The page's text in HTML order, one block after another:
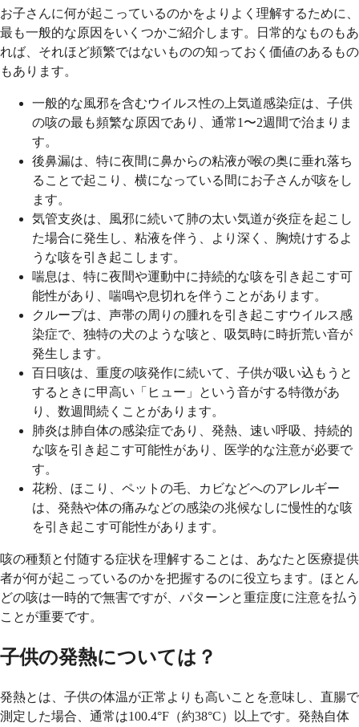
お子さんに何が起こっているのかをよりよく理解するために、
最も一般的な原因をいくつかご紹介します。日常的なものもあ
れば、それほど頻繁ではないものの知っておく価値のあるもの
もあります。
一般的な風邪を含むウイルス性の上気道感染症は、子供
の咳の最も頻繁な原因であり、通常1〜2週間で治まりま
す。
後鼻漏は、特に夜間に鼻からの粘液が喉の奥に垂れ落ち
ることで起こり、横になっている間にお子さんが咳をし
ます。
気管支炎は、風邪に続いて肺の太い気道が炎症を起こし
た場合に発生し、粘液を伴う、より深く、胸焼けするよ
うな咳を引き起こします。
喘息は、特に夜間や運動中に持続的な咳を引き起こす可
能性があり、喘鳴や息切れを伴うことがあります。
クループは、声帯の周りの腫れを引き起こすウイルス感
染症で、独特の犬のような咳と、吸気時に時折荒い音が
発生します。
百日咳は、重度の咳発作に続いて、子供が吸い込もうと
するときに甲高い「ヒュー」という音がする特徴があ
り、数週間続くことがあります。
肺炎は肺自体の感染症であり、発熱、速い呼吸、持続的
な咳を引き起こす可能性があり、医学的な注意が必要で
す。
花粉、ほこり、ペットの毛、カビなどへのアレルギー
は、発熱や体の痛みなどの感染の兆候なしに慢性的な咳
を引き起こす可能性があります。
咳の種類と付随する症状を理解することは、あなたと医療提供
者が何が起こっているのかを把握するのに役立ちます。ほとん
どの咳は一時的で無害ですが、パターンと重症度に注意を払う
ことが重要です。
子供の発熱については？
発熱とは、子供の体温が正常よりも高いことを意味し、直腸で
測定した場合、通常は100.4°F（約38°C）以上です。発熱自体